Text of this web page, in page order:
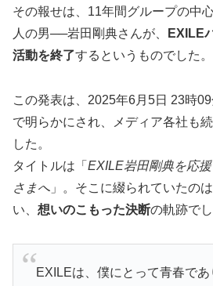
その報せは、11年間グループの中
人の男──岩田剛典さんが、
EXILE
活動を終了するというものでした。
この発表は、 2025年6月5日 23時09
で明らかにされ、メディア各社も
した。
タイトルは「 EXILE岩田剛典を応
さまへ 」。そこに綴られていたの
い、 想いのこもった決断の軌跡でし
EXILEは、僕にとって青春で